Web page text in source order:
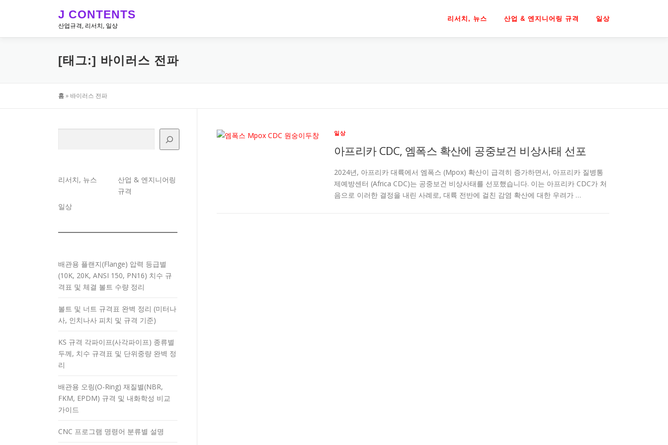
로
J CONTENTS
산업규격, 리서치, 일상
리서치, 뉴스 산업 & 엔지니어링 규격 일상
[태그:] 바이러스 전파
홈» 바이러스 전파
일상
아프리카 CDC, 엠폭스 확산에 공중보건 비상사태 선포
2024년, 아프리카 대륙에서 엠폭스 (Mpox) 확산이 급격히 증가하면서, 아프리카 질병통
제예방센터 (Africa CDC)는 공중보건 비상사태를 선포했습니다. 이는 아프리카 CDC가 처
음으로 이러한 결정을 내린 사례로, 대륙 전반에 걸친 감염 확산에 대한 우려가 …
리서치, 뉴스
산업 & 엔지니어링
규격
일상
배관용 플랜지(Flange) 압력 등급별
(10K, 20K, ANSI 150, PN16) 치수 규
격표 및 체결 볼트 수량 정리
볼트 및 너트 규격표 완벽 정리 (미터나
사, 인치나사 피치 및 규격 기준)
KS 규격 각파이프(사각파이프) 종류별
두께, 치수 규격표 및 단위중량 완벽 정
리
배관용 오링(O-Ring) 재질별(NBR,
FKM, EPDM) 규격 및 내화학성 비교
가이드
CNC 프로그램 명령어 분류별 설명